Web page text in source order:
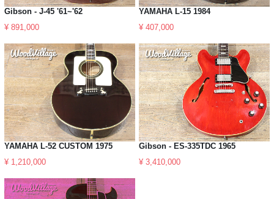
Gibson - J-45 '61~'62
¥ 891,000
YAMAHA L-15 1984
¥ 407,000
YAMAHA L-52 CUSTOM 1975
¥ 1,210,000
Gibson - ES-335TDC 1965
¥ 3,410,000